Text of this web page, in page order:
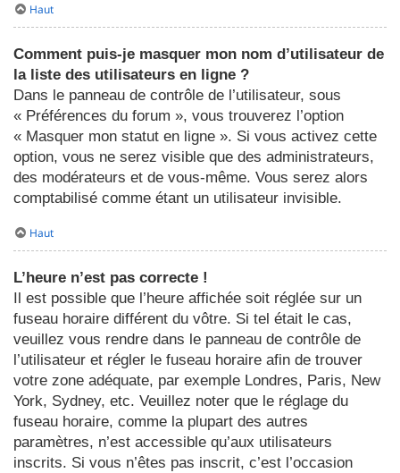
Haut
Comment puis-je masquer mon nom d’utilisateur de
la liste des utilisateurs en ligne ?
Dans le panneau de contrôle de l’utilisateur, sous
« Préférences du forum », vous trouverez l’option
« Masquer mon statut en ligne ». Si vous activez cette
option, vous ne serez visible que des administrateurs,
des modérateurs et de vous-même. Vous serez alors
comptabilisé comme étant un utilisateur invisible.
Haut
L’heure n’est pas correcte !
Il est possible que l’heure affichée soit réglée sur un
fuseau horaire différent du vôtre. Si tel était le cas,
veuillez vous rendre dans le panneau de contrôle de
l’utilisateur et régler le fuseau horaire afin de trouver
votre zone adéquate, par exemple Londres, Paris, New
York, Sydney, etc. Veuillez noter que le réglage du
fuseau horaire, comme la plupart des autres
paramètres, n’est accessible qu’aux utilisateurs
inscrits. Si vous n’êtes pas inscrit, c’est l’occasion